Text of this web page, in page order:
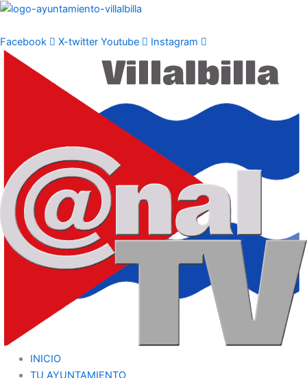
Ir
contenido
Facebook X-twitter Youtube Instagram
INICIO
TU AYUNTAMIENTO